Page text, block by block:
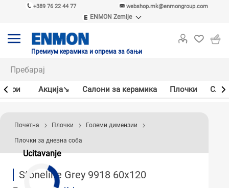
+389 76 22 44 77 webshop.mk@enmongroup.com
ENMON Zemlje
ENMON MKD
Премиум керамика и опрема за бањи
Акцијa↘ Салони за керамика Плочки
Ucitavanje
Почетна Плочки Големи димензии
Плочки за дневна соба
Stoneline Grey 9918 60x120